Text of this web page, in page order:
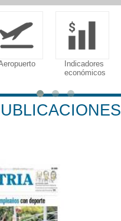
Indicadores
económicos